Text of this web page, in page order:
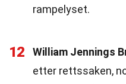
rampelyset.
12 William Jennings
etter rettssaken,